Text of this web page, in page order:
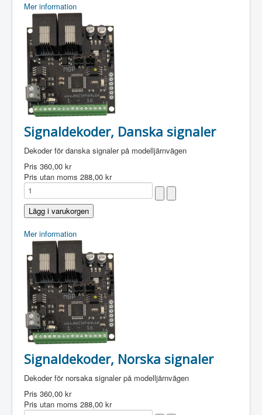
Mer information
Signaldekoder, Danska signaler
Dekoder för danska signaler på modelljärnvägen
Pris 360,00 kr
Pris utan moms 288,00 kr
Mer information
Signaldekoder, Norska signaler
Dekoder för norsaka signaler på modelljärnvägen
Pris 360,00 kr
Pris utan moms 288,00 kr